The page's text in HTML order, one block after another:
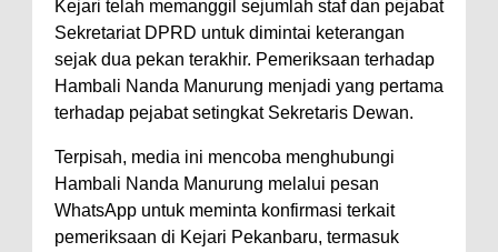
Kejari telah memanggil sejumlah staf dan pejabat
Sekretariat DPRD untuk dimintai keterangan
sejak dua pekan terakhir. Pemeriksaan terhadap
Hambali Nanda Manurung menjadi yang pertama
terhadap pejabat setingkat Sekretaris Dewan.
Terpisah, media ini mencoba menghubungi
Hambali Nanda Manurung melalui pesan
WhatsApp untuk meminta konfirmasi terkait
pemeriksaan di Kejari Pekanbaru, termasuk